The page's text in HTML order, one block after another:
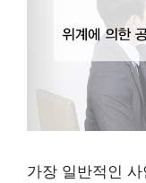
가장 일반적인